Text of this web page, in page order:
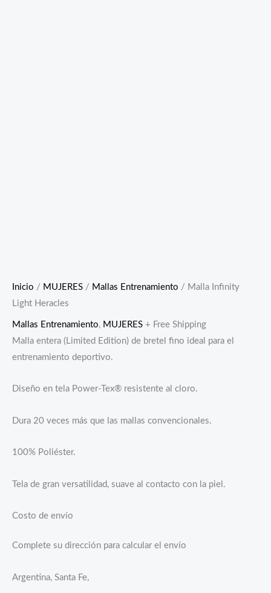
Inicio / MUJERES / Mallas Entrenamiento / Malla Infinity
Light Heracles
Mallas Entrenamiento, MUJERES + Free Shipping
Malla entera (Limited Edition) de bretel fino ideal para el
entrenamiento deportivo.
Diseño en tela Power-Tex® resistente al cloro.
Dura 20 veces más que las mallas convencionales.
100% Poliéster.
Tela de gran versatilidad, suave al contacto con la piel.
Costo de envío
Complete su dirección para calcular el envío
Argentina, Santa Fe,